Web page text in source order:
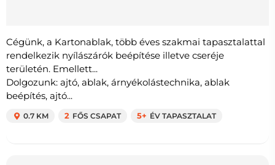
Cégünk, a Kartonablak, több éves szakmai tapasztalattal
rendelkezik nyílászárók beépítése illetve cseréje
területén. Emellett...
Dolgozunk: ajtó, ablak, árnyékolástechnika, ablak
beépítés, ajtó...
0.7 KM 2 FŐS CSAPAT 5+ ÉV TAPASZTALAT